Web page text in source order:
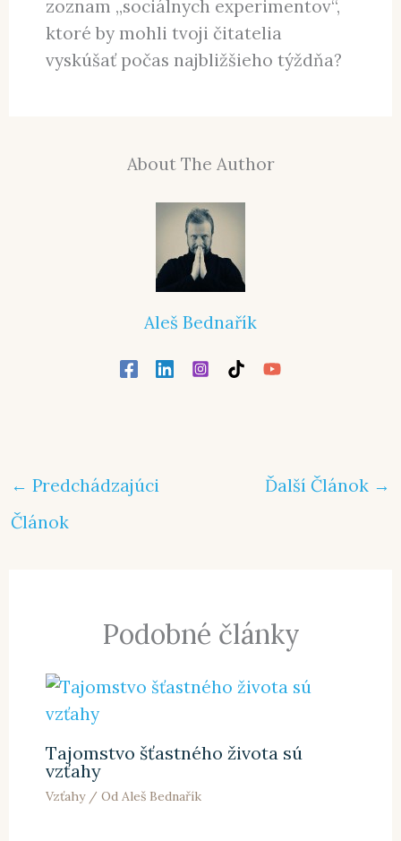
zoznam „sociálnych experimentov“,
ktoré by mohli tvoji čitatelia
vyskúšať počas najbližšieho týždňa?
About The Author
Aleš Bednařík
← Predchádzajúci
Článok
Ďalší Článok →
Podobné články
Tajomstvo šťastného života sú
vzťahy
Vzťahy/ Od Aleš Bednařík